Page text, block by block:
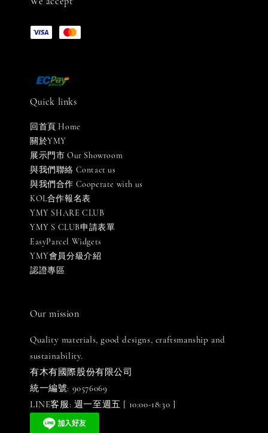
Quick links
回首頁 Home
關於YMY
展示門市 Our Showroom
與我們聯絡 Contact us
與我們合作 Cooperate with us
KOL合作報名表
YMY SHARE CLUB
YMY S CLUB申請表單
EasyParcel Widgets
YMY會員分級介紹
認證專區
Our mission
Quality materials, good designs, craftsmanship and
sustainability.
有木有國際股份有限公司
統一編號: 90576069
LINE客服: 週一至週五 [ 10:00-18:30 ]